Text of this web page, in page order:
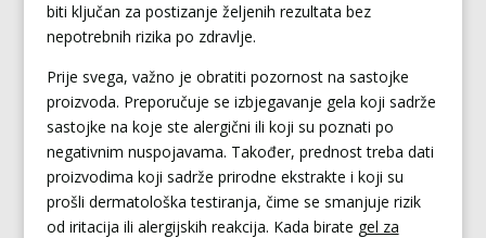
biti ključan za postizanje željenih rezultata bez
nepotrebnih rizika po zdravlje.
Prije svega, važno je obratiti pozornost na sastojke
proizvoda. Preporučuje se izbjegavanje gela koji sadrže
sastojke na koje ste alergični ili koji su poznati po
negativnim nuspojavama. Također, prednost treba dati
proizvodima koji sadrže prirodne ekstrakte i koji su
prošli dermatološka testiranja, čime se smanjuje rizik
od iritacija ili alergijskih reakcija. Kada birate gel za